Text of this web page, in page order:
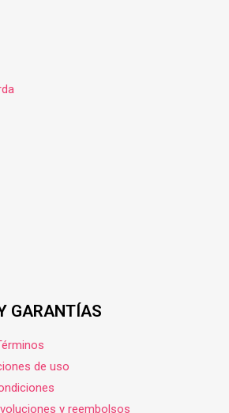
GARANTÍAS
de uso
y reembolsos